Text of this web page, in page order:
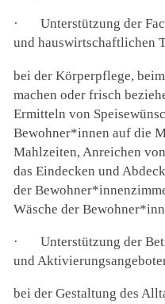
·Unterstützung der
und hauswirtschaftlichen
bei der Körperpflege,
machen oder frisch
Ermitteln von
Bewohner*innen auf die
Mahlzeiten, Anreichen
das Eindecken und
der
Wäsche der
·Unterstützung der
und
bei der Gestaltung des